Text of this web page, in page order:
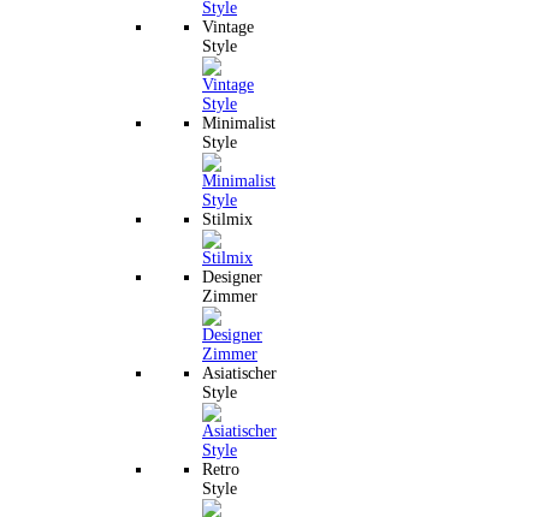
Vintage
Style
Minimalist
Style
Stilmix
Designer
Zimmer
Asiatischer
Style
Retro
Style